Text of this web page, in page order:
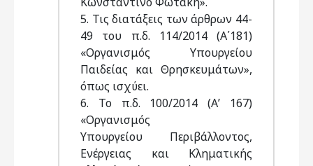
5. Τις διατάξεις των άρθρων 44-
49 του π.δ. 114/2014 (Α΄181)
«Οργανισμός Υπουργείου
Παιδείας και Θρησκευμάτων»,
όπως ισχύει.
6. Το π.δ. 100/2014 (Α’ 167)
«Οργανισμός
Υπουργείου Περιβάλλοντος,
Ενέργειας και Κληματικής